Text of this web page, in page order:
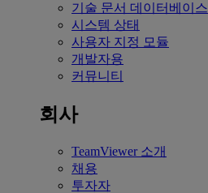
기술 문서 데이터베이스
시스템 상태
사용자 지정 모듈
개발자용
커뮤니티
회사
TeamViewer 소개
채용
투자자